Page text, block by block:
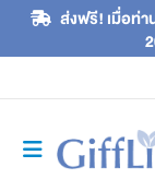
ส่งฟรี! เมื่อท่